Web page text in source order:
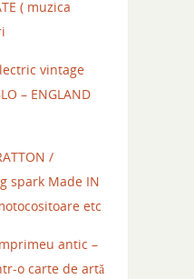
( muzica
vintage
– ENGLAND
/
spark Made IN
etc
antic –
o carte de artă